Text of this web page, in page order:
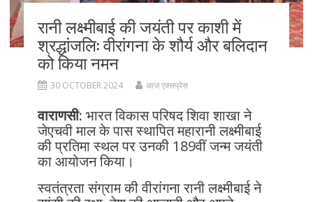
रानी लक्ष्मीबाई की जयंती पर काशी में
श्रद्धांजलि: वीरांगना के शौर्य और बलिदान
को किया नमन
30 OCTOBER 2024 आज एक्सप्रेस
वाराणसी: भारत विकास परिषद शिवा शाखा ने
जेएचवी माल के पास स्थापित महारानी लक्ष्मीबाई
की प्रतिमा स्थल पर उनकी 189वीं जन्म जयंती
का आयोजन किया।
स्वतंत्रता संग्राम की वीरांगना रानी लक्ष्मीबाई ने